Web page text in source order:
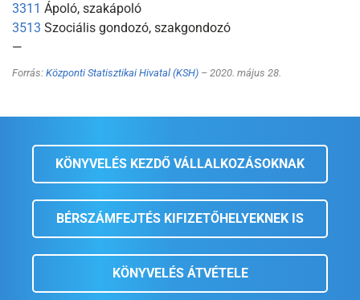
3311 Ápoló, szakápoló
3513 Szociális gondozó, szakgondozó
—
Forrás: Központi Statisztikai Hivatal (KSH) – 2020. május 28.
KÖNYVELÉS KEZDŐ VÁLLALKOZÁSOKNAK
BÉRSZÁMFEJTÉS KIFIZETŐHELYEKNEK IS
KÖNYVELÉS ÁTVÉTELE